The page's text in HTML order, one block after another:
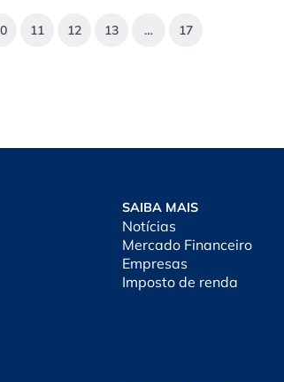
11 12 13 … 17
SAIBA MAIS
Notícias
Mercado Financeiro
Empresas
Imposto de renda